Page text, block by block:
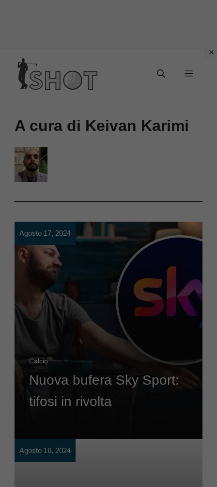
contenuto
Menu
A cura di Keivan Karimi
Agosto 17, 2024
Calcio
Nuova bufera Sky Sport:
tifosi in rivolta
Agosto 16, 2024